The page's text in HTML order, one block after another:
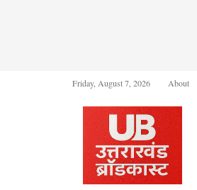
Friday, August 7, 2026 About